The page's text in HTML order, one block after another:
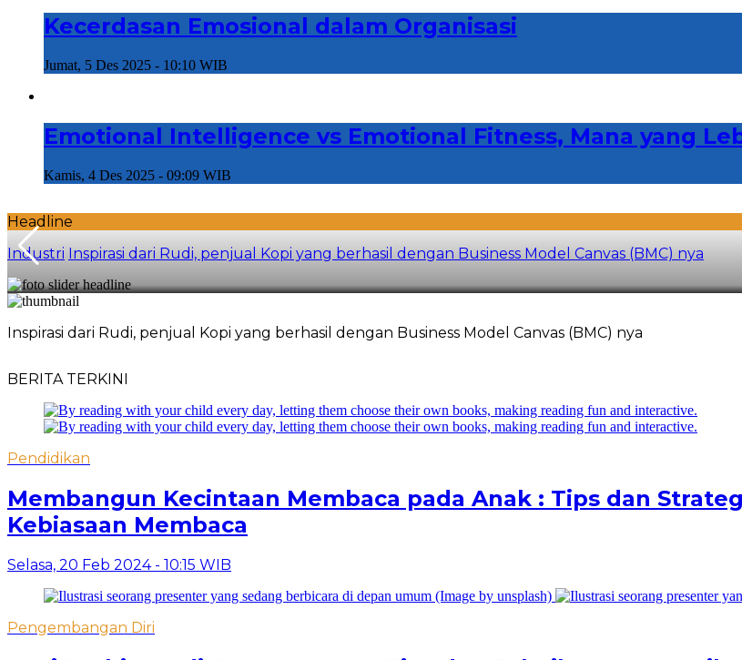
Kecerdasan Emosional dalam Organisasi
Jumat, 5 Des 2025 - 10:10 WIB
Emotional Intelligence vs Emotional Fitness, Mana yang
Kamis, 4 Des 2025 - 09:09 WIB
Headline
Industri Inspirasi dari Rudi, penjual Kopi yang berhasil dengan Business Model Canvas (BMC) nya
Inspirasi dari Rudi, penjual Kopi yang berhasil dengan Business Model Canvas (BMC) nya
BERITA TERKINI
Pendidikan
Membangun Kecintaan Membaca pada Anak : Tips dan
Kebiasaan Membaca
Selasa, 20 Feb 2024 - 10:15 WIB
Pengembangan Diri